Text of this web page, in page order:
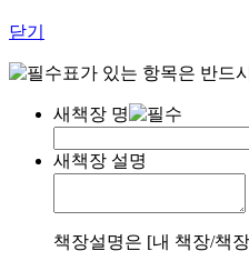
닫기
표가 있는 항목은 반드
새책장 명
새책장 설명
책장설명은 [내 책장/책